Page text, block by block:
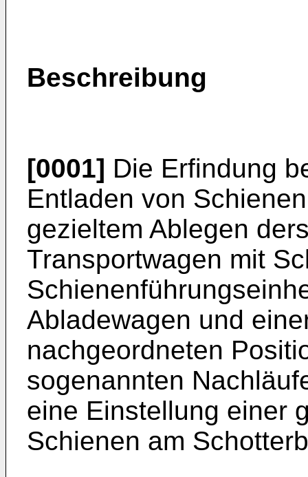
Beschreibung
[0001] Die Erfindung
Entladen von
gezieltem Ablegen
Transportwagen mit
Abladewagen und
nachgeordneten
sogenannten
eine Einstellung einer
Schienen am